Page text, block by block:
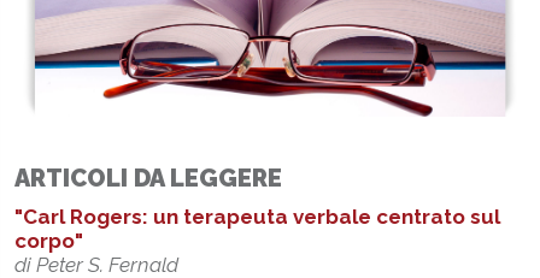
ARTICOLI DA LEGGERE
"Carl Rogers: un terapeuta verbale centrato sul
corpo"
di Peter S. Fernald